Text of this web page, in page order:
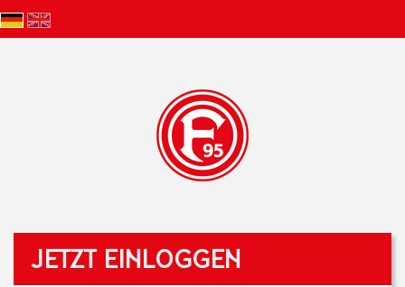
JETZT EINLOGGEN